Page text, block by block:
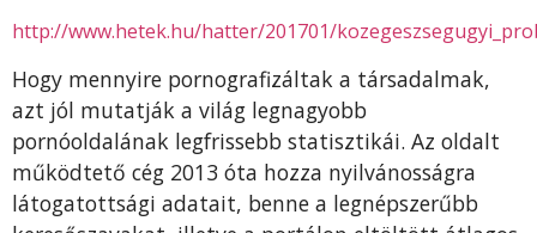
http://www.hetek.hu/hatter/201701/
Hogy mennyire pornografizáltak a társadalmak,
azt jól mutatják a világ legnagyobb
pornóoldalának legfrissebb statisztikái. Az oldalt
működtető cég 2013 óta hozza nyilvánosságra
látogatottsági adatait, benne a legnépszerűbb